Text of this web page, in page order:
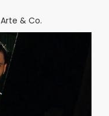
Arte & Co.